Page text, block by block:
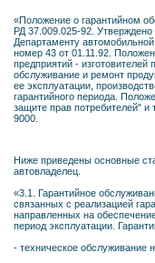
«Положение о гарантийном
РД 37.009.025-92.
Департаменту
номер 43 от 01.11.92.
предприятий -
обслуживание и ремонт
ее эксплуатации,
гарантийного периода.
защите прав потребителей"
9000.
Ниже приведены основные
автовладелец.
«3.1. Гарантийное
связанных с реализацией
направленных на
период эксплуатации.
- техническое обслуживание